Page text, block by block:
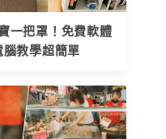
一把罩！免費軟體
腦教學超簡單